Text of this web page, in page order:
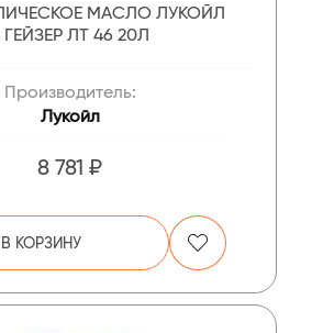
МАСЛО ЛУКОЙЛ
ГЕЙЗЕР ЛТ 46 20Л
Производитель:
Лукойл
8 781 ₽
В КОРЗИНУ